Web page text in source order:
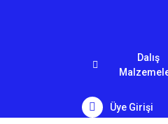
Dalış
Üye Girişi